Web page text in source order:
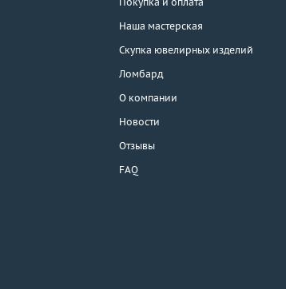
Наша мастерская
Скупка ювелирных изделий
Ломбард
О компании
Новости
Отзывы
FAQ